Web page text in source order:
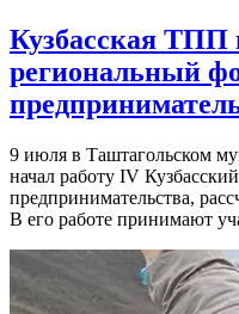
Кузбасская ТПП
региональный
9 июля в Таштагольском
начал работу IV
предпринимательства,
В его работе принимают